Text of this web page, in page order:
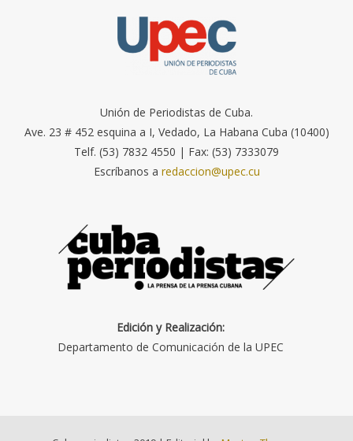
Unión de Periodistas de Cuba.
Ave. 23 # 452 esquina a I, Vedado, La Habana Cuba (10400)
Telf. (53) 7832 4550 | Fax: (53) 7333079
Escríbanos a redaccion@upec.cu
Edición y Realización:
Departamento de Comunicación de la UPEC